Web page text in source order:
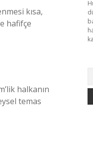
kısa,
hafifçe
halkanın
temas